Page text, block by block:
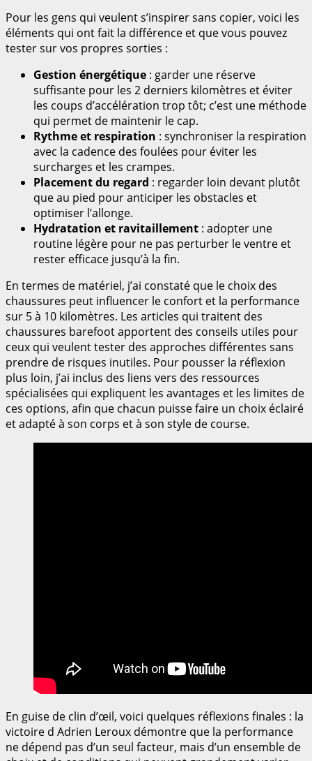
Pour les gens qui veulent s’inspirer sans copier, voici les
éléments qui ont fait la différence et que vous pouvez
tester sur vos propres sorties :
Gestion énergétique : garder une réserve
suffisante pour les 2 derniers kilomètres et éviter
les coups d’accélération trop tôt; c’est une méthode
qui permet de maintenir le cap.
Rythme et respiration : synchroniser la respiration
avec la cadence des foulées pour éviter les
surcharges et les crampes.
Placement du regard : regarder loin devant plutôt
que au pied pour anticiper les obstacles et
optimiser l’allonge.
Hydratation et ravitaillement : adopter une
routine légère pour ne pas perturber le ventre et
rester efficace jusqu’à la fin.
En termes de matériel, j’ai constaté que le choix des
chaussures peut influencer le confort et la performance
sur 5 à 10 kilomètres. Les articles qui traitent des
chaussures barefoot apportent des conseils utiles pour
ceux qui veulent tester des approches différentes sans
prendre de risques inutiles. Pour pousser la réflexion
plus loin, j’ai inclus des liens vers des ressources
spécialisées qui expliquent les avantages et les limites de
ces options, afin que chacun puisse faire un choix éclairé
et adapté à son corps et à son style de course.
En guise de clin d’œil, voici quelques réflexions finales : la
victoire d Adrien Leroux démontre que la performance
ne dépend pas d’un seul facteur, mais d’un ensemble de